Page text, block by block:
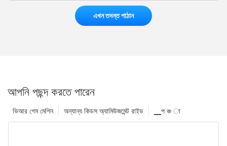
এখন তদন্ত পাঠান
আপনি পছন্দ করতে পারেন
▁প ঞ্চ া
অন্যান্য কিডস অ্যামিউজমেন্ট রাইড
ভিআর গেম মেশিন